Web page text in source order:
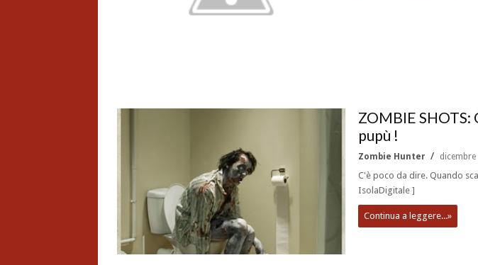
ZOMBIE SHOTS:
pupù !
Zombie Hunter dicembre
C'è poco da dire. Quando
IsolaDigitale ]
Continua a leggere...»